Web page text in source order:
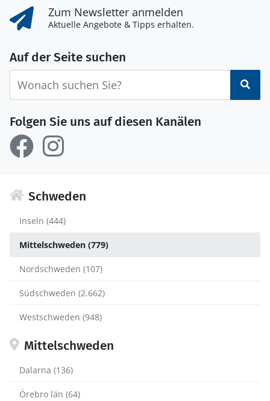
Zum Newsletter anmelden
Aktuelle Angebote & Tipps erhalten.
Auf der Seite suchen
Folgen Sie uns auf diesen Kanälen
Schweden
Inseln (444)
Mittelschweden (779)
Nordschweden (107)
Südschweden (2.662)
Westschweden (948)
Mittelschweden
Dalarna (136)
Örebro län (64)